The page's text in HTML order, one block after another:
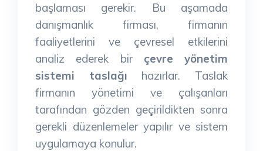
başlaması gerekir. Bu aşamada
danışmanlık firması, firmanın
faaliyetlerini ve çevresel etkilerini
analiz ederek bir çevre yönetim
sistemi taslağı hazırlar. Taslak
firmanın yönetimi ve çalışanları
tarafından gözden geçirildikten sonra
gerekli düzenlemeler yapılır ve sistem
uygulamaya konulur.